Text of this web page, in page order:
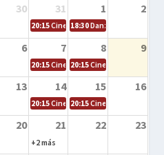
30 31 1 2
20:15Cine en la calle – Cómo
18:30Danza – Cita en el
6 7 8 9
20:15Cine en la calle – El niño y la
20:15Cine en la calle –
13 14 15 16
20:15Cine en la calle – Tortugas
20:15Cine en la calle –
20 21 22 23
+2 más